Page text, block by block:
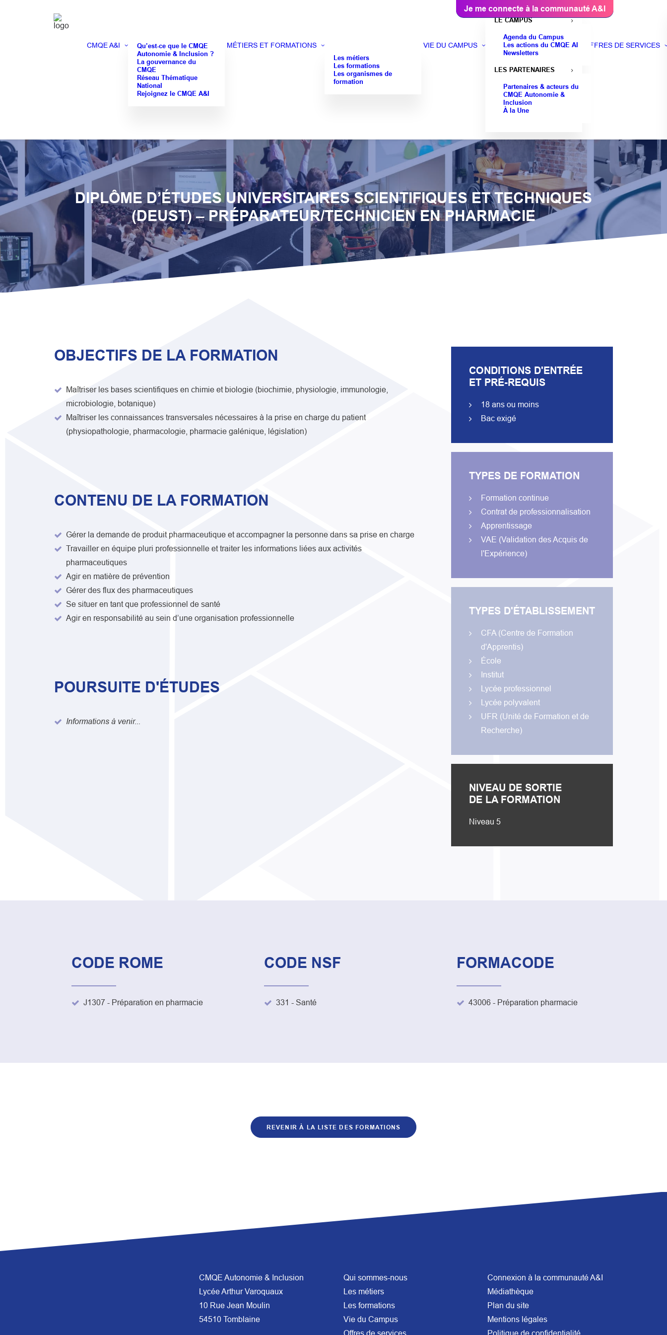
Je me connecte à la communauté A&I
CMQE A&I
Qu’est-ce que le CMQE
Autonomie & Inclusion ?
La gouvernance du
CMQE
Réseau Thématique
National
Rejoignez le CMQE A&I
MÉTIERS ET FORMATIONS
Les métiers
Les formations
Les organismes de
formation
VIE DU CAMPUS
LE CAMPUS
Agenda du Campus
Les actions du CMQE AI
Newsletters
LES PARTENAIRES
Partenaires & acteurs du
CMQE Autonomie &
Inclusion
À la Une
OFFRES DE SERVICES
DIPLÔME D’ÉTUDES UNIVERSITAIRES SCIENTIFIQUES ET TECHNIQUES
(DEUST) – PRÉPARATEUR/TECHNICIEN EN PHARMACIE
OBJECTIFS DE LA FORMATION
Maîtriser les bases scientifiques en chimie et biologie (biochimie, physiologie, immunologie,
microbiologie, botanique)
Maîtriser les connaissances transversales nécessaires à la prise en charge du patient
(physiopathologie, pharmacologie, pharmacie galénique, législation)
CONTENU DE LA FORMATION
Gérer la demande de produit pharmaceutique et accompagner la personne dans sa prise en charge
Travailler en équipe pluri professionnelle et traiter les informations liées aux activités
pharmaceutiques
Agir en matière de prévention
Gérer des flux des pharmaceutiques
Se situer en tant que professionnel de santé
Agir en responsabilité au sein d’une organisation professionnelle
POURSUITE D'ÉTUDES
Informations à venir...
CONDITIONS D'ENTRÉE
ET PRÉ-REQUIS
18 ans ou moins
Bac exigé
TYPES DE FORMATION
Formation continue
Contrat de professionnalisation
Apprentissage
VAE (Validation des Acquis de
l'Expérience)
TYPES D'ÉTABLISSEMENT
CFA (Centre de Formation
d'Apprentis)
École
Institut
Lycée professionnel
Lycée polyvalent
UFR (Unité de Formation et de
Recherche)
NIVEAU DE SORTIE
DE LA FORMATION
Niveau 5
CODE ROME
J1307 - Préparation en pharmacie
CODE NSF
331 - Santé
FORMACODE
43006 - Préparation pharmacie
REVENIR À LA LISTE DES FORMATIONS
CMQE Autonomie & Inclusion
Lycée Arthur Varoquaux
10 Rue Jean Moulin
54510 Tomblaine
Qui sommes-nous
Les métiers
Les formations
Vie du Campus
Offres de services
Connexion à la communauté A&I
Médiathèque
Plan du site
Mentions légales
Politique de confidentialité